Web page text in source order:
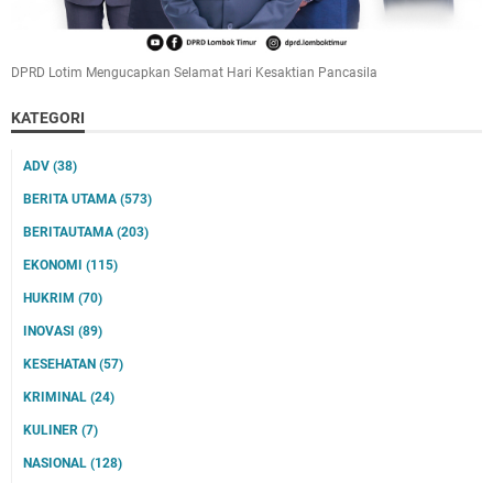
DPRD Lotim Mengucapkan Selamat Hari Kesaktian Pancasila
KATEGORI
ADV (38)
BERITA UTAMA (573)
BERITAUTAMA (203)
EKONOMI (115)
HUKRIM (70)
INOVASI (89)
KESEHATAN (57)
KRIMINAL (24)
KULINER (7)
NASIONAL (128)